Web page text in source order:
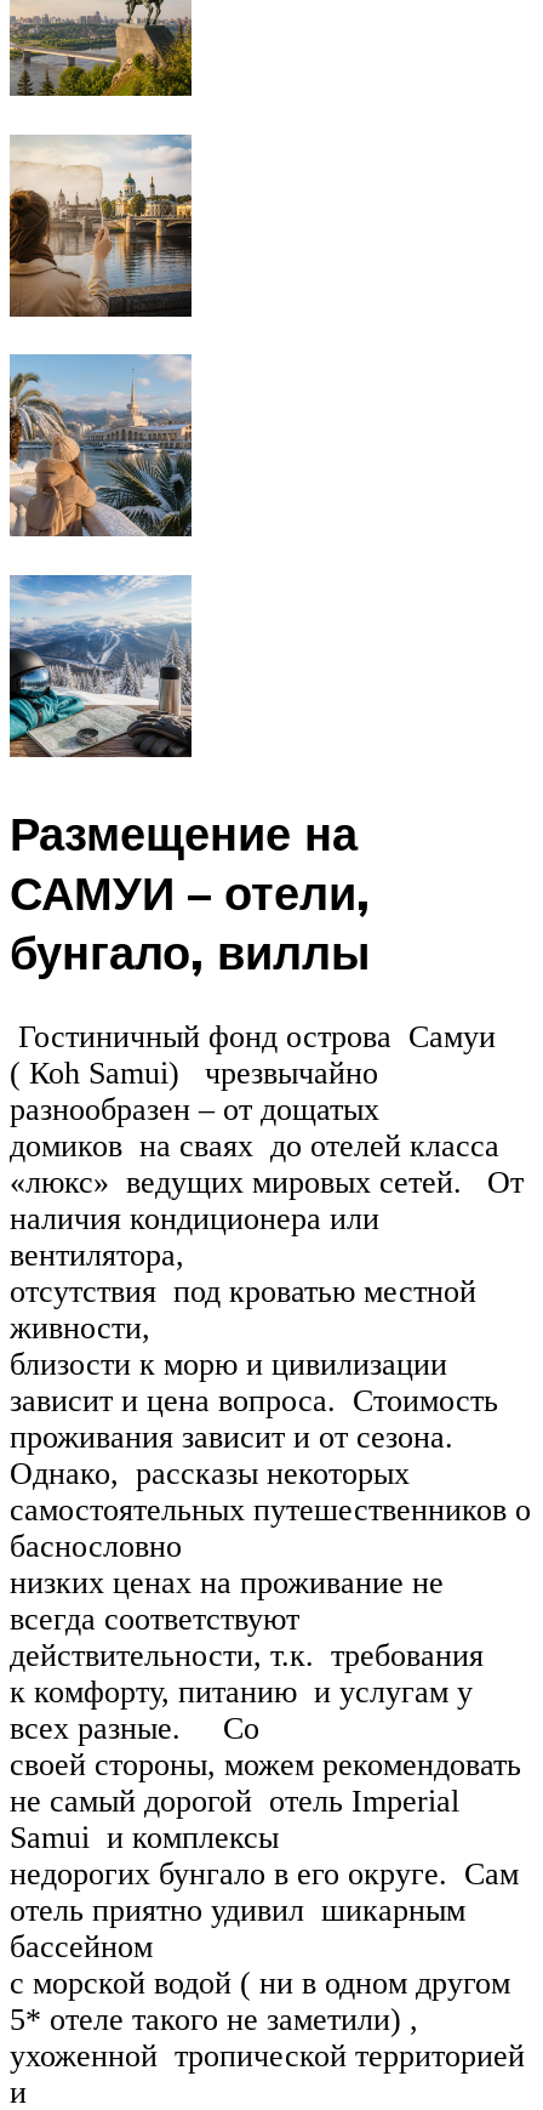
Размещение на
САМУИ – отели,
бунгало, виллы
Гостиничный фонд острова Самуи
( Коh Samui) чрезвычайно
разнообразен – от дощатых
домиков на сваях до отелей класса
«люкс» ведущих мировых сетей. От
наличия кондиционера или
вентилятора,
отсутствия под кроватью местной
живности,
близости к морю и цивилизации
зависит и цена вопроса. Стоимость
проживания зависит и от сезона.
Однако, рассказы некоторых
самостоятельных путешественников о
баснословно
низких ценах на проживание не
всегда соответствуют
действительности, т.к. требования
к комфорту, питанию и услугам у
всех разные. Со
своей стороны, можем рекомендовать
не самый дорогой отель Imperial
Samui и комплексы
недорогих бунгало в его округе. Сам
отель приятно удивил шикарным
бассейном
с морской водой ( ни в одном другом
5* отеле такого не заметили) ,
ухоженной тропической территорией
и